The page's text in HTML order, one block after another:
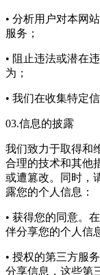
• 分析用户对本网
服务；
• 阻止违法或潜在
为；
• 我们在收集特定
03.信息的披露
我们致力于取得和
合理的技术和其他
或遭篡改。同时，
露您的个人信息：
• 获得您的同意。
伴分享您的个人信
• 授权的第三方服
分享信息，这些第